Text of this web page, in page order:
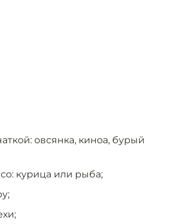
овсянка, киноа, бурый
курица или рыба;